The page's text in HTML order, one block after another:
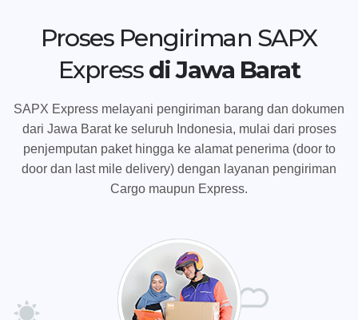
Proses Pengiriman SAPX
Expressdi Jawa Barat
SAPX Express melayani pengiriman barang dan dokumen
dari Jawa Barat ke seluruh Indonesia, mulai dari proses
penjemputan paket hingga ke alamat penerima (door to
door dan last mile delivery) dengan layanan pengiriman
Cargo maupun Express.